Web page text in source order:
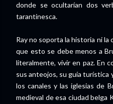
donde se ocultarían dos
tarantinesca.
Ray no soporta la historia ni la
que esto se debe menos a
literalmente, vivir en paz. En
sus anteojos, su guía turística
los canales y las iglesias de
medieval de esa ciudad belga